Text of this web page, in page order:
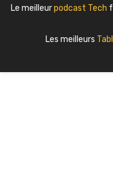
Le meilleurpodcast Tech
Les meilleurs